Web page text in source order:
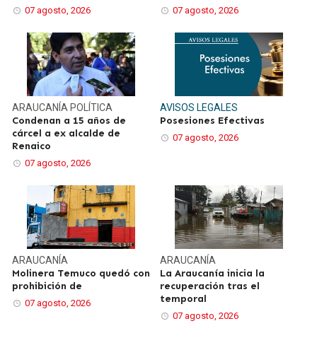
07 agosto, 2026 07 agosto, 2026
ARAUCANÍAPOLÍTICA
Condenan a 15 años de
cárcel a ex alcalde de
Renaico
07 agosto, 2026
AVISOS LEGALES
Posesiones Efectivas
07 agosto, 2026
ARAUCANÍA
Molinera Temuco quedó con
prohibición de
07 agosto, 2026
ARAUCANÍA
La Araucanía inicia la
recuperación tras el
temporal
07 agosto, 2026